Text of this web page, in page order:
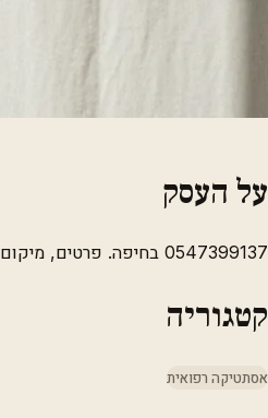
על העסק
0547399137 בחיפה. פרטים, מיקום וכתובת.
קטגוריה
אסתטיקה רפואית